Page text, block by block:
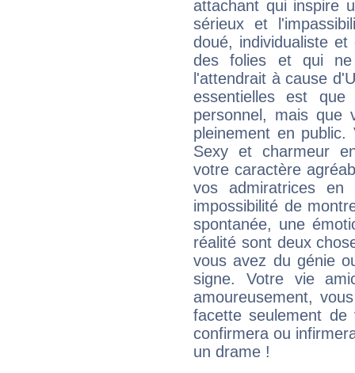
attachant qui inspire
sérieux et
doué, individualiste
des folies et qui
l'attendrait à cause
essentielles est
personnel, mais que
pleinement en
Sexy et charmeur
votre caractère
vos admiratrices
impossibilité de
spontanée, une
réalité sont deux
vous avez du génie
signe. Votre vie
amoureusement,
facette seulement
confirmera ou
un drame !